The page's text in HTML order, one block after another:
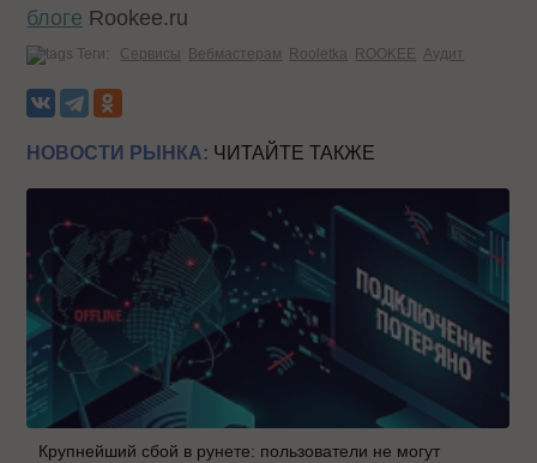
блоге Rookee.ru
Теги: Сервисы Вебмастерам Rooletka ROOKEE Аудит
НОВОСТИ РЫНКА: ЧИТАЙТЕ ТАКЖЕ
Крупнейший сбой в рунете: пользователи не могут